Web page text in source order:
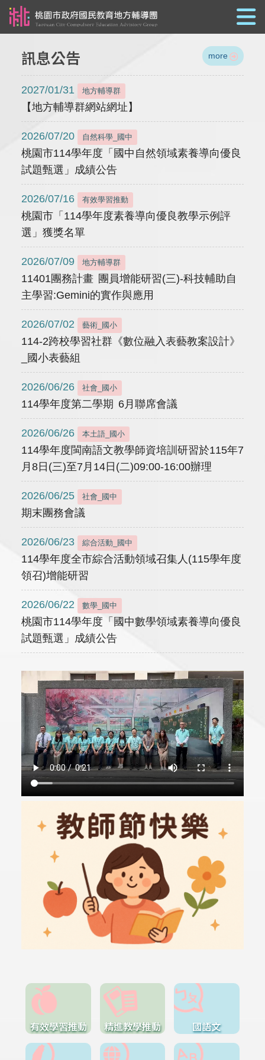
訊息公告 more
2027/01/31 地方輔導群
【地方輔導群網站網址】
2026/07/20 自然科學_國中
桃園市114學年度「國中自然領域素養導向優良
試題甄選」成績公告
2026/07/16 有效學習推動
桃園市「114學年度素養導向優良教學示例評
選」獲獎名單
2026/07/09 地方輔導群
11401團務計畫 團員增能研習(三)-科技輔助自
主學習:Gemini的實作與應用
2026/07/02 藝術_國小
114-2跨校學習社群《數位融入表藝教案設計》
_國小表藝組
2026/06/26 社會_國小
114學年度第二學期 6月聯席會議
2026/06/26 本土語_國小
114學年度閩南語文教學師資培訓研習於115年7
月8日(三)至7月14日(二)09:00-16:00辦理
2026/06/25 社會_國中
期末團務會議
2026/06/23 綜合活動_國中
114學年度全市綜合活動領域召集人(115學年度
領召)增能研習
2026/06/22 數學_國中
桃園市114學年度「國中數學領域素養導向優良
試題甄選」成績公告
有效學習推動 精進教學推動 國語文